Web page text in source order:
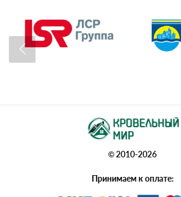
© 2010-2026
Принимаем к оплате: